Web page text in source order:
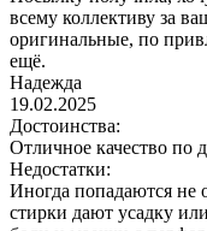
всему коллективу за
оригинальные, по
ещё.
Надежда
19.02.2025
Достоинства:
Отличное качество по
Недостатки:
Иногда попадаются не
стирки дают усадку